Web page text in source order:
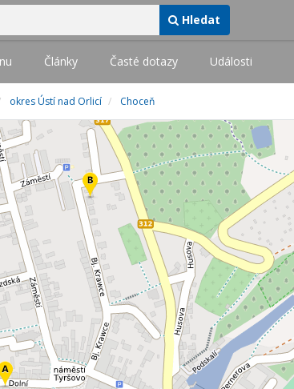
Hledat
Články Časté dotazy Události
okres Ústí nad Orlicí Choceň